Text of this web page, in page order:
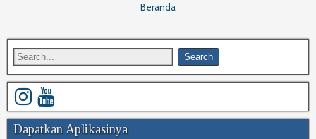
Beranda
Dapatkan Aplikasinya